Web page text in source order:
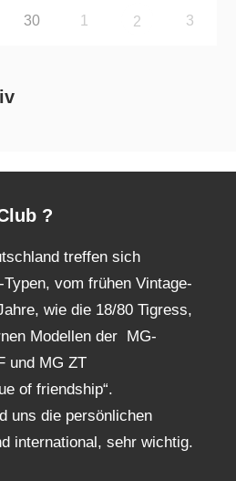
30 1 2 3
?
treffen sich
vom frühen Vintage-
wie die 18/80 Tigress,
Modellen der MG-
und MG ZT
of friendship“.
uns die persönlichen
international, sehr wichtig.